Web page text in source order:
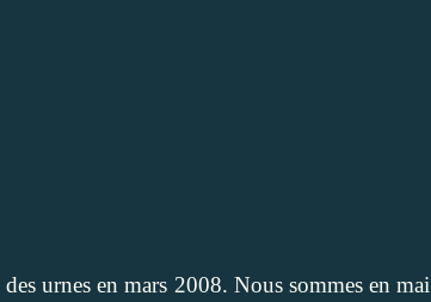
urnes en mars 2008. Nous sommes en mai